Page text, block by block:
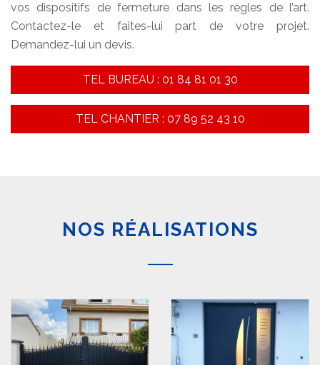
vos dispositifs de fermeture dans les règles de l’art.
Contactez-le et faites-lui part de votre projet.
Demandez-lui un devis.
TEL BUREAU : 01 84 81 01 30
TEL CHANTIER : 07 89 52 43 10
NOS RÉALISATIONS